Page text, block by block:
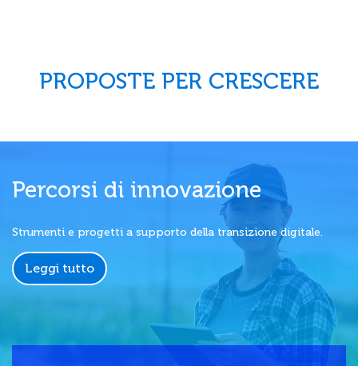
PROPOSTE PER CRESCERE
Percorsi di innovazione
Strumenti e progetti a supporto della transizione digitale.
Leggi tutto